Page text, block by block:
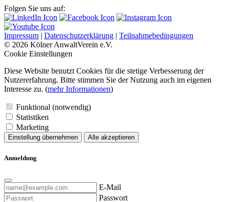
Folgen Sie uns auf:
Impressum | Datenschutzerklärung | Teilnahmebedingungen
© 2026 Kölner AnwaltVerein e.V.
Cookie Einstellungen
Diese Website benutzt Cookies für die stetige Verbesserung der
Nutzererfahrung. Bitte stimmen Sie der Nutzung auch im eigenen
Interesse zu. (mehr Informationen)
Funktional (notwendig)
Statistiken
Marketing
Einstellung übernehmen Alle akzeptieren
Anmeldung
E-Mail
Passwort